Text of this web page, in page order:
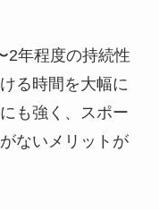
2年程度の持続性
る時間を大幅に
も強く、スポー
ないメリットが